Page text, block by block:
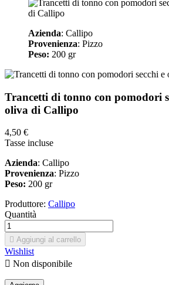
Azienda: Callipo
Provenienza: Pizzo
Peso: 200 gr
Trancetti di tonno con pomodori
oliva di Callipo
4,50 €
Tasse incluse
Azienda: Callipo
Provenienza: Pizzo
Peso: 200 gr
Produttore: Callipo
Quantità
 Aggiungi al carrello
Wishlist
 Non disponibile